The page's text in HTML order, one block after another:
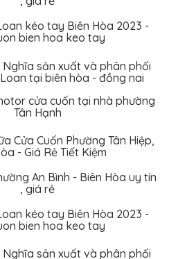
kéo tay Biên Hòa 2023 -
bien hoa keo tay
tại biên hòa - đồng nai
Tân Hạnh
Cửa Cuốn Phường Tân Hiệp,
- Giá Rẻ Tiết Kiệm
An Bình - Biên Hòa uy tín
, giá rẻ
bien hoa keo tay
Nghĩa sản xuất và phân phối